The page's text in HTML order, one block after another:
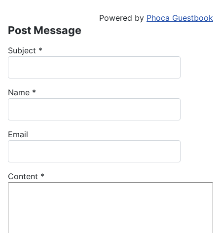
Powered by Phoca Guestbook
Post Message
Subject *
Name *
Email
Content *